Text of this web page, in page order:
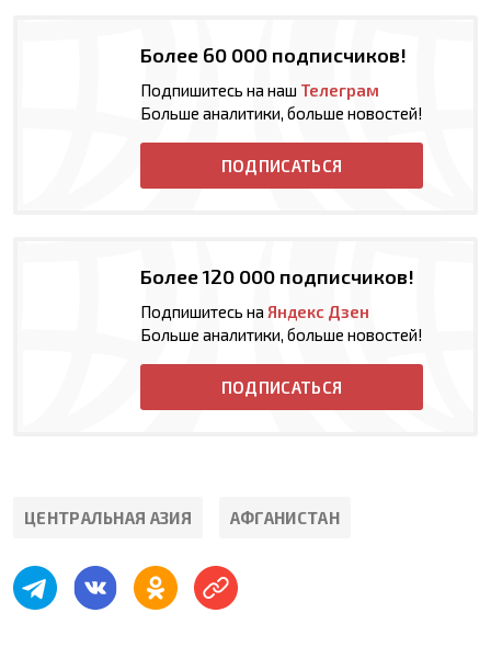
Более 60 000 подписчиков!
Подпишитесь на наш Телеграм
Больше аналитики, больше новостей!
ПОДПИСАТЬСЯ
Более 120 000 подписчиков!
Подпишитесь на Яндекс Дзен
Больше аналитики, больше новостей!
ПОДПИСАТЬСЯ
ЦЕНТРАЛЬНАЯ АЗИЯ АФГАНИСТАН